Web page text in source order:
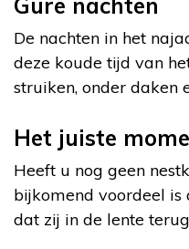
De nachten in het
deze koude tijd van
struiken, onder daken
Het juiste
Heeft u nog geen
bijkomend voordeel
dat zij in de lente